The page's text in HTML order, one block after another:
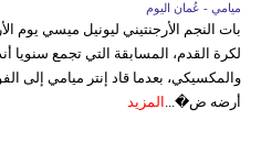
ميامي - عُمان اليوم
بات النجم الأرجنتيني ليونيل ميسي يوم
لكرة القدم، المسابقة التي تجمع سنويا
أرضه ض�... المزيد